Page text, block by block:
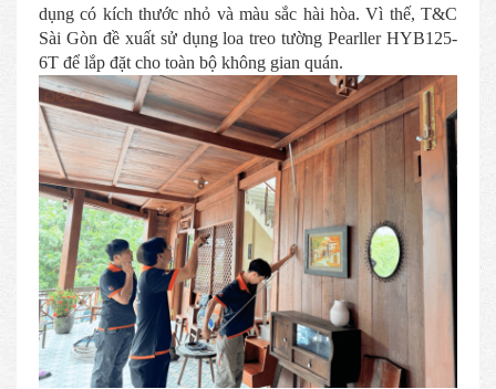
dụng có kích thước nhỏ và màu sắc hài hòa. Vì thế, T&C
Sài Gòn đề xuất sử dụng loa treo tường Pearller HYB125-
6T để lắp đặt cho toàn bộ không gian quán.